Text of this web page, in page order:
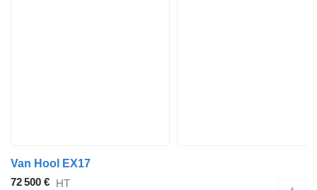
Van Hool EX17
72 500 € HT